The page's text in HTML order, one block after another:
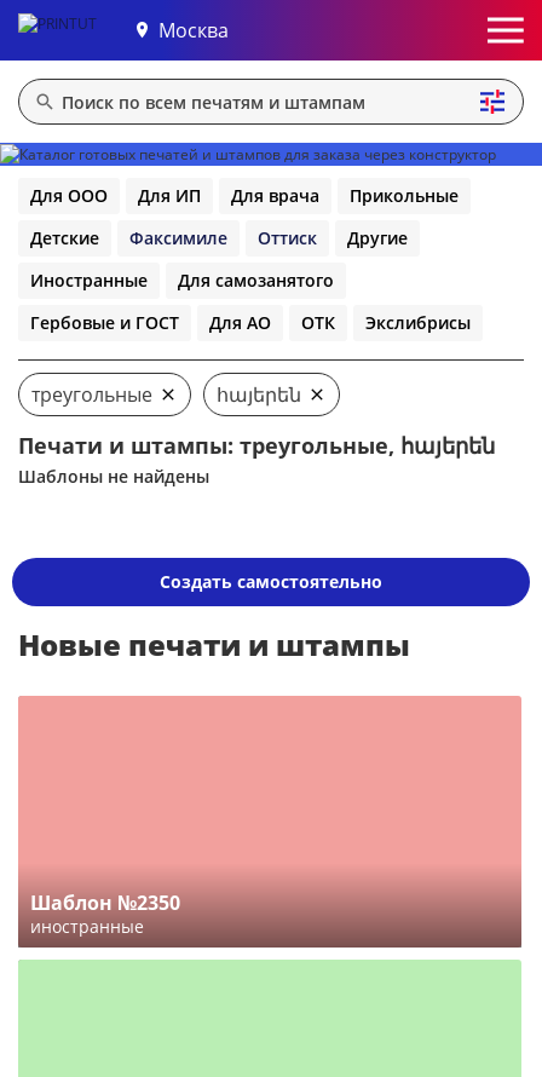
Москва
Для ООО Для ИП Для врача
Прикольные
Детские
Факсимиле Оттиск
Другие
Иностранные
Для самозанятого
Гербовые и ГОСТ
Для АО ОТК Экслибрисы
треугольные հայերեն
Печати и штампы: треугольные, հայերեն
Шаблоны не найдены
Создать самостоятельно
Новые печати и штампы
Шаблон №2350
иностранные